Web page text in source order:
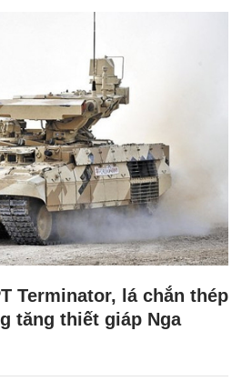
Terminator, lá chắn thép
tăng thiết giáp Nga